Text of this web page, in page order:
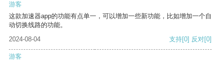
游客
这款加速器app的功能有点单一，可以增加一些新功能，比如增加一个自
动切换线路的功能。
2024-08-04
支持[0] 反对[0]
游客